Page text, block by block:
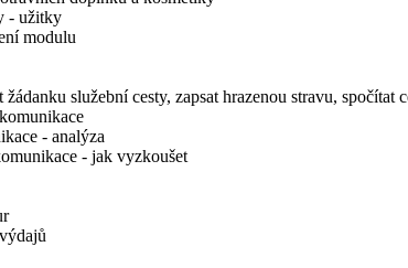
- užitky
modulu
služební cesty, zapsat hrazenou stravu, spočítat
- analýza
- jak vyzkoušet